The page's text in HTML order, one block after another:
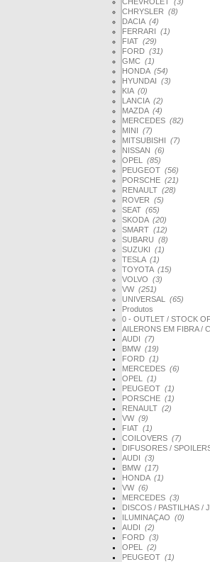
CHRYSLER (8)
DACIA (4)
FERRARI (1)
FIAT (29)
FORD (31)
GMC (1)
HONDA (54)
HYUNDAI (3)
KIA (0)
LANCIA (2)
MAZDA (4)
MERCEDES (82)
MINI (7)
MITSUBISHI (7)
NISSAN (6)
OPEL (85)
PEUGEOT (56)
PORSCHE (21)
RENAULT (28)
ROVER (5)
SEAT (65)
SKODA (20)
SMART (12)
SUBARU (8)
SUZUKI (1)
TESLA (1)
TOYOTA (15)
VOLVO (3)
VW (251)
UNIVERSAL (65)
Produtos
0 - OUTLET / STOCK
AILERONS EM FIBRA /
AUDI (7)
BMW (19)
FORD (1)
MERCEDES (6)
OPEL (1)
PEUGEOT (1)
PORSCHE (1)
RENAULT (2)
VW (9)
FIAT (1)
COILOVERS (7)
DIFUSORES /
AUDI (3)
BMW (17)
HONDA (1)
VW (6)
MERCEDES (3)
DISCOS / PASTILHAS /
ILUMINAÇAO (0)
AUDI (2)
FORD (3)
OPEL (2)
PEUGEOT (1)